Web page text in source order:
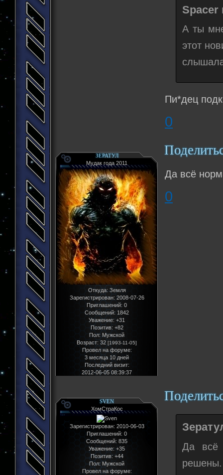
Spacer
А ты
этот
Пи*дец
0
ЗЕРАТУЛ
Мудак года 2011
Откуда: Земля
Зарегистрирован: 2008-07-26
Приглашений: 0
Сообщений: 1842
Уважение: +31
Позитив: +82
Пол: Мужской
Возраст: 32 [1993-11-05]
Провел на форуме:
3 месяца 10 дней
Последний визит:
2012-06-05 08:39:37
Да всё
0
SVEN
ХомСтраКос
Зарегистрирован: 2010-06-03
Приглашений: 0
Сообщений: 835
Уважение: +35
Позитив: +44
Пол: Мужской
Провел на форуме:
Да всё
решены.